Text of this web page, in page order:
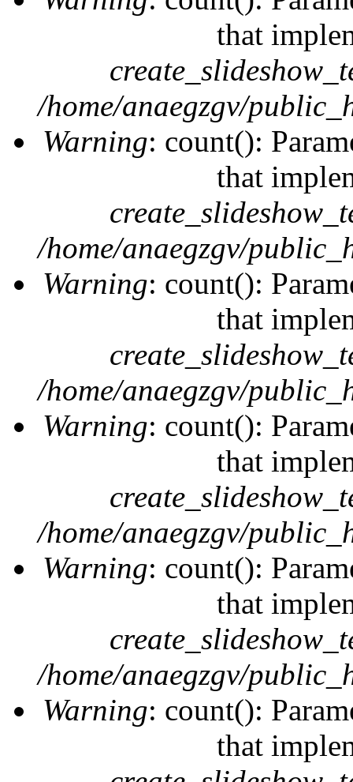
that
/home/anaegzgv/
Warning: count():
that
/home/anaegzgv/
Warning: count():
that
/home/anaegzgv/
Warning: count():
that
/home/anaegzgv/
Warning: count():
that
/home/anaegzgv/
Warning: count():
that